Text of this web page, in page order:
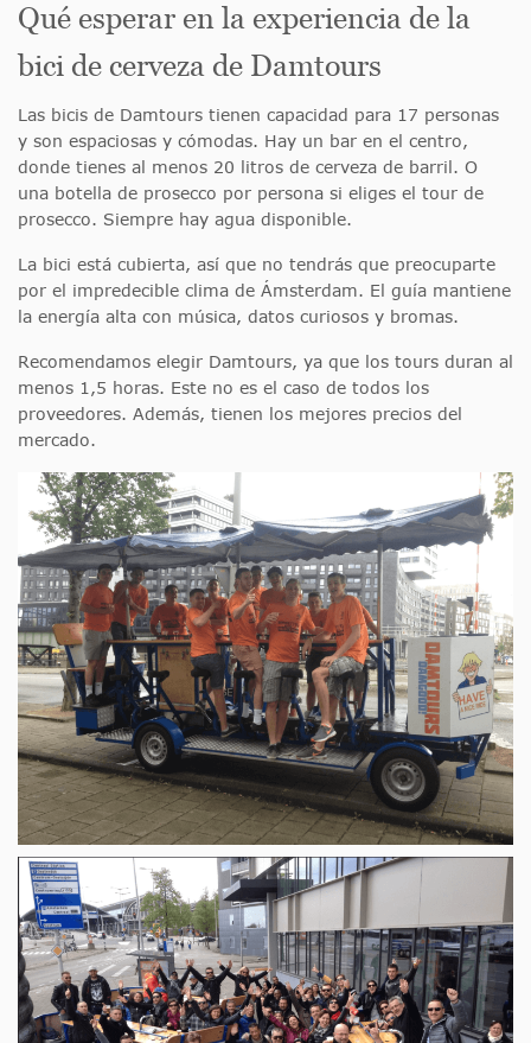
Qué esperar en la experiencia de la
bici de cerveza de Damtours
Las bicis de Damtours tienen capacidad para 17 personas
y son espaciosas y cómodas. Hay un bar en el centro,
donde tienes al menos 20 litros de cerveza de barril. O
una botella de prosecco por persona si eliges el tour de
prosecco. Siempre hay agua disponible.
La bici está cubierta, así que no tendrás que preocuparte
por el impredecible clima de Ámsterdam. El guía mantiene
la energía alta con música, datos curiosos y bromas.
Recomendamos elegir Damtours, ya que los tours duran al
menos 1,5 horas. Este no es el caso de todos los
proveedores. Además, tienen los mejores precios del
mercado.